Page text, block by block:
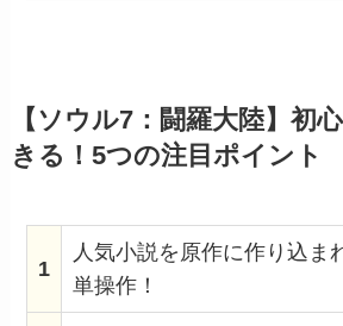
【ソウル7：闘羅大陸】初
きる！5つの注目ポイント
1
人気小説を原作に作り込ま
単操作！